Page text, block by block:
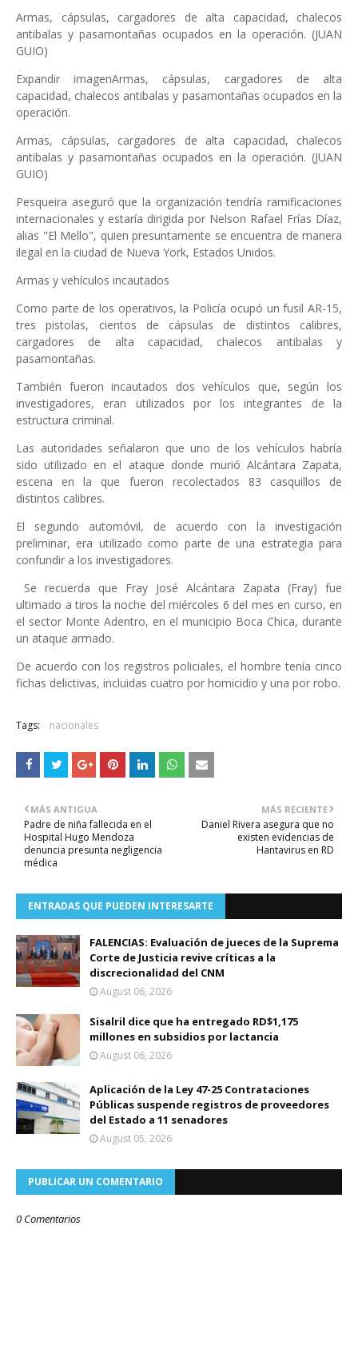
Armas, cápsulas, cargadores de alta capacidad, chalecos
antibalas y pasamontañas ocupados en la operación. (JUAN
GUIO)
Expandir imagenArmas, cápsulas, cargadores de alta
capacidad, chalecos antibalas y pasamontañas ocupados en la
operación.
Armas, cápsulas, cargadores de alta capacidad, chalecos
antibalas y pasamontañas ocupados en la operación. (JUAN
GUIO)
Pesqueira aseguró que la organización tendría ramificaciones
internacionales y estaría dirigida por Nelson Rafael Frías Díaz,
alias "El Mello", quien presuntamente se encuentra de manera
ilegal en la ciudad de Nueva York, Estados Unidos.
Armas y vehículos incautados
Como parte de los operativos, la Policía ocupó un fusil AR-15,
tres pistolas, cientos de cápsulas de distintos calibres,
cargadores de alta capacidad, chalecos antibalas y
pasamontañas.
También fueron incautados dos vehículos que, según los
investigadores, eran utilizados por los integrantes de la
estructura criminal.
Las autoridades señalaron que uno de los vehículos habría
sido utilizado en el ataque donde murió Alcántara Zapata,
escena en la que fueron recolectados 83 casquillos de
distintos calibres.
El segundo automóvil, de acuerdo con la investigación
preliminar, era utilizado como parte de una estrategia para
confundir a los investigadores.
Se recuerda que Fray José Alcántara Zapata (Fray) fue
ultimado a tiros la noche del miércoles 6 del mes en curso, en
el sector Monte Adentro, en el municipio Boca Chica, durante
un ataque armado.
De acuerdo con los registros policiales, el hombre tenía cinco
fichas delictivas, incluidas cuatro por homicidio y una por robo.
Tags: nacionales
MÁS RECIENTE
Daniel Rivera asegura que no
existen evidencias de
Hantavirus en RD
MÁS ANTIGUA
Padre de niña fallecida en el
Hospital Hugo Mendoza
denuncia presunta negligencia
médica
ENTRADAS QUE PUEDEN INTERESARTE
FALENCIAS: Evaluación de jueces de la Suprema
Corte de Justicia revive críticas a la
discrecionalidad del CNM
August 06, 2026
Sisalril dice que ha entregado RD$1,175
millones en subsidios por lactancia
August 06, 2026
Aplicación de la Ley 47-25 Contrataciones
Públicas suspende registros de proveedores
del Estado a 11 senadores
August 05, 2026
PUBLICAR UN COMENTARIO
0 Comentarios